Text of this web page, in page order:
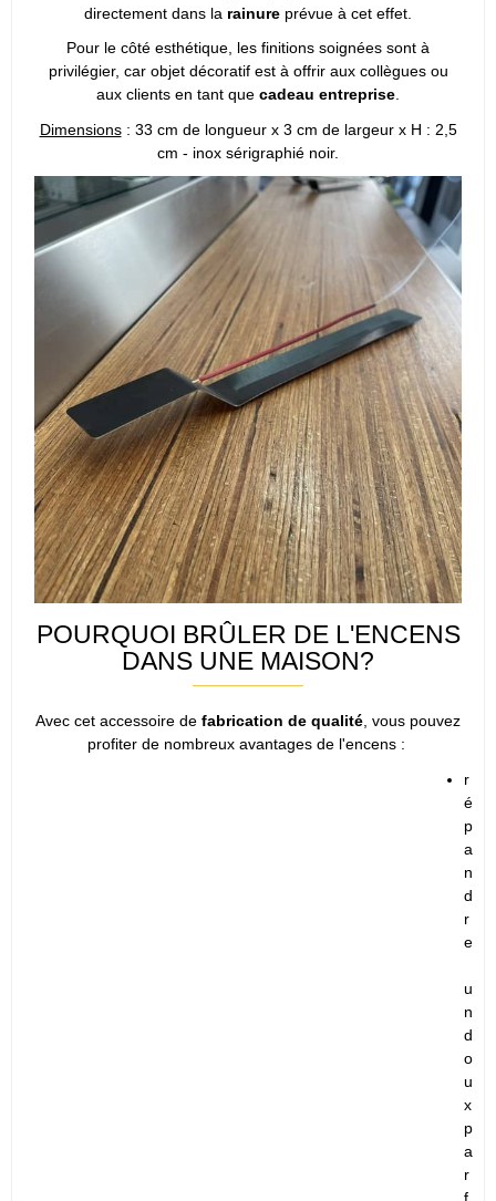
directement dans la rainure prévue à cet effet.
Pour le côté esthétique, les finitions soignées sont à
privilégier, car objet décoratif est à offrir aux collègues ou
aux clients en tant que cadeau entreprise.
Dimensions: 33 cm de longueur x 3 cm de largeur x H : 2,5
cm - inox sérigraphié noir.
POURQUOI BRÛLER DE L'ENCENS
DANS UNE MAISON?
Avec cet accessoire de fabrication de qualité , vous pouvez
profiter de nombreux avantages de l'encens :
r
é
p
a
n
d
r
e
u
n
d
o
u
x
p
a
r
f